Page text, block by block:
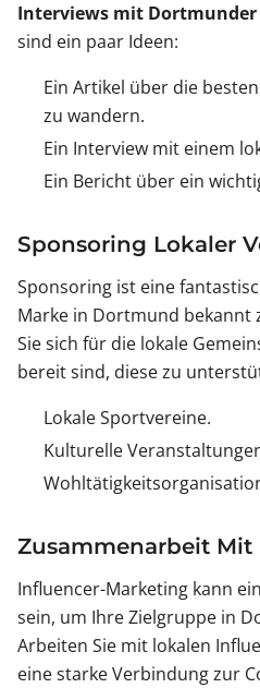
Interviews mit
sind ein paar Ideen:
Ein Artikel über die
zu wandern.
Ein Interview mit einem
Ein Bericht über ein
Sponsoring Lokaler
Sponsoring ist eine
Marke in Dortmund bekannt
Sie sich für die lokale
bereit sind, diese zu
Lokale Sportvereine.
Kulturelle
Zusammenarbeit Mit
Influencer-Marketing kann
sein, um Ihre Zielgruppe in
Arbeiten Sie mit lokalen
eine starke Verbindung zur